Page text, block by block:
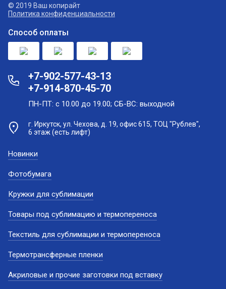
© 2019 Ваш копирайт
Политика конфиденциальности
Способ оплаты
+7-902-577-43-13
+7-914-870-45-70
ПН-ПТ: с 10.00 до 19.00; СБ-ВС: выходной
г. Иркутск, ул. Чехова, д. 19, офис 615, ТОЦ "Рублев",
6 этаж (есть лифт)
Новинки
Фотобумага
Кружки для сублимации
Товары под сублимацию и термопереноса
Текстиль для сублимации и термопереноса
Термотрансферные пленки
Акриловые и прочие заготовки под вставку